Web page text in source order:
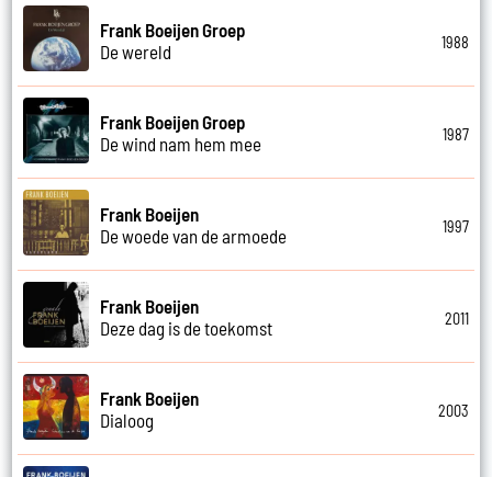
Frank Boeijen Groep
De wereld
1988
Frank Boeijen Groep
De wind nam hem mee
1987
Frank Boeijen
De woede van de armoede
1997
Frank Boeijen
Deze dag is de toekomst
2011
Frank Boeijen
Dialoog
2003